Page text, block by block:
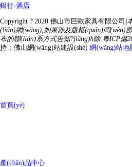
銀行-酒店
Copyright ? 2020 佛山市巨歐家具有限公司 |
(lián)網(wǎng),如果涉及版權(quán)問(wèn)
布的聯(lián)系方式告知?jiǎng)h除 粵ICP備
持： 佛山網(wǎng)站建設(shè) 網(wǎng)站地
首頁(yè)
產(chǎn)品中心